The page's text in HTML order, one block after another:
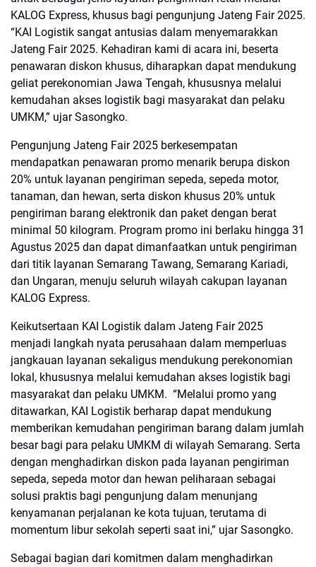
KALOG Express, khusus bagi pengunjung Jateng Fair 2025.
“KAI Logistik sangat antusias dalam menyemarakkan
Jateng Fair 2025. Kehadiran kami di acara ini, beserta
penawaran diskon khusus, diharapkan dapat mendukung
geliat perekonomian Jawa Tengah, khususnya melalui
kemudahan akses logistik bagi masyarakat dan pelaku
UMKM,” ujar Sasongko.
Pengunjung Jateng Fair 2025 berkesempatan
mendapatkan penawaran promo menarik berupa diskon
20% untuk layanan pengiriman sepeda, sepeda motor,
tanaman, dan hewan, serta diskon khusus 20% untuk
pengiriman barang elektronik dan paket dengan berat
minimal 50 kilogram. Program promo ini berlaku hingga 31
Agustus 2025 dan dapat dimanfaatkan untuk pengiriman
dari titik layanan Semarang Tawang, Semarang Kariadi,
dan Ungaran, menuju seluruh wilayah cakupan layanan
KALOG Express.
Keikutsertaan KAI Logistik dalam Jateng Fair 2025
menjadi langkah nyata perusahaan dalam memperluas
jangkauan layanan sekaligus mendukung perekonomian
lokal, khususnya melalui kemudahan akses logistik bagi
masyarakat dan pelaku UMKM. “Melalui promo yang
ditawarkan, KAI Logistik berharap dapat mendukung
memberikan kemudahan pengiriman barang dalam jumlah
besar bagi para pelaku UMKM di wilayah Semarang. Serta
dengan menghadirkan diskon pada layanan pengiriman
sepeda, sepeda motor dan hewan peliharaan sebagai
solusi praktis bagi pengunjung dalam menunjang
kenyamanan perjalanan ke kota tujuan, terutama di
momentum libur sekolah seperti saat ini,” ujar Sasongko.
Sebagai bagian dari komitmen dalam menghadirkan